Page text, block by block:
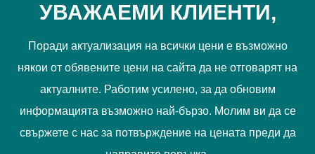
УВАЖАЕМИ КЛИЕНТИ,
Поради актуализация на всички цени е възможно
някои от обявените цени на сайта да не отговарят на
актуалните. Работим усилено, за да обновим
информацията възможно най-бързо. Молим ви да се
свържете с нас за потвърждение на цената преди да
Прочетох и приемам Политиката за поверителност
РЕГИСТРИРАЙ МЕ